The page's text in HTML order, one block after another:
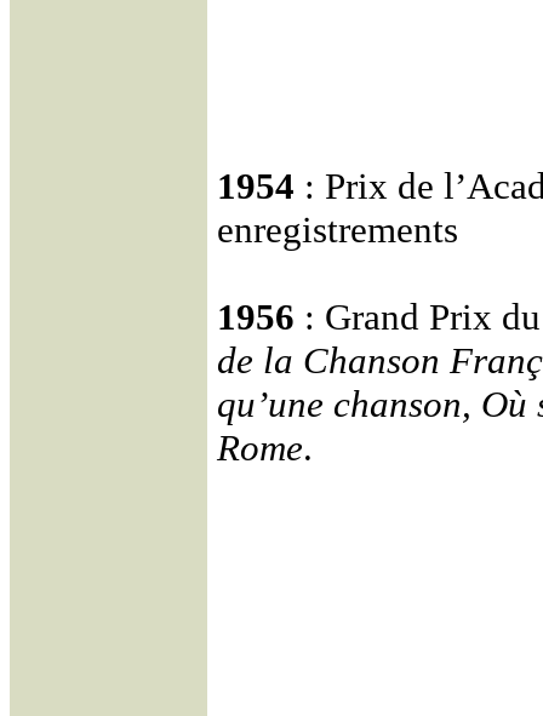
1954 : Prix de
enregistrements
1956 : Grand Prix
de la Chanson
qu’une chanson,
Rome.